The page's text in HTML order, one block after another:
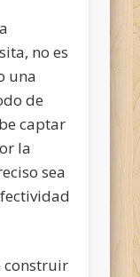
no es
una
de
captar
la
sea
construir